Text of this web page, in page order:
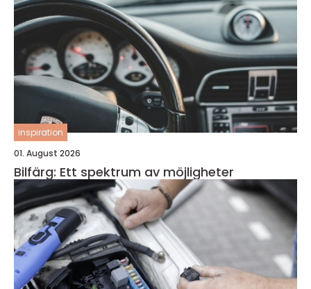
inspiration
01. August 2026
Bilfärg: Ett spektrum av möjligheter